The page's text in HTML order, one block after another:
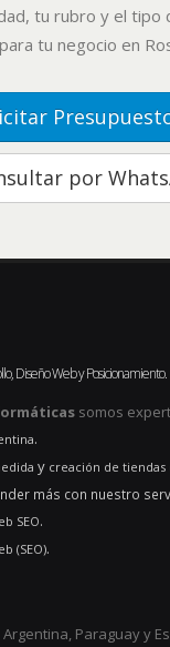
tu rubro y el
tu negocio en
por
Diseño Web y Posicionamiento.
somos
.
y creación de tiendas
más con nuestro
SEO.
(SEO).
Paraguay y